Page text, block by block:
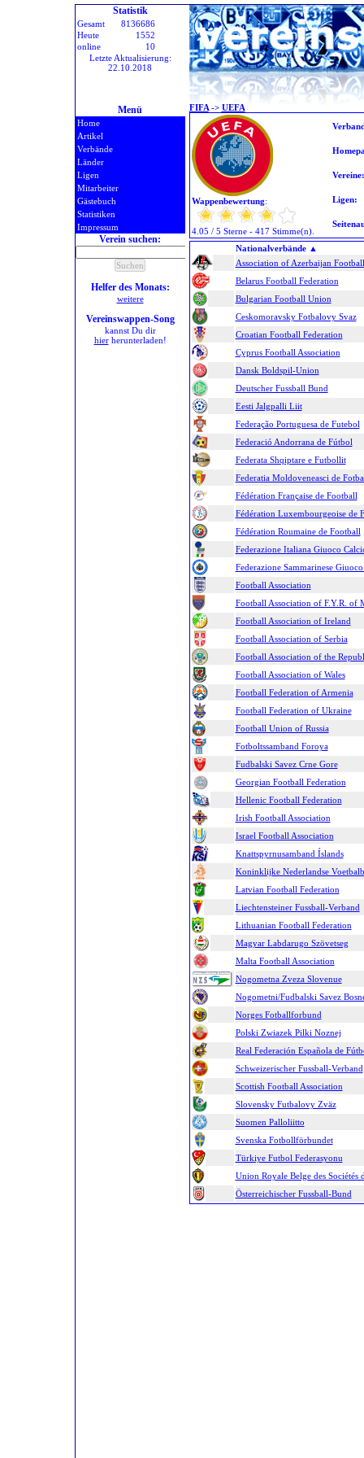
Statistik
Gesamt
8136686
Heute
1552
online
10
Letzte Aktualisierung:
22.10.2018
Menü
Home
Artikel
Verbände
Länder
Ligen
Mitarbeiter
Gästebuch
Statistiken
Impressum
Verein suchen:
Helfer des Monats:
weitere
Vereinswappen-Song
kannst Du dir
hierherunterladen!
FIFA-> UEFA
Wappenbewertung:
4.05 / 5 Sterne - 417 Stimme(n).
Vereine:
Ligen:
Nationalverbände▲
Association of Azerbaijan
Belarus Football Federation
Bulgarian Football Union
Ceskomoravsky Fotbalovy Svaz
Croatian Football Federation
Cyprus Football Association
Dansk Boldspil-Union
Deutscher Fussball Bund
Eesti Jalgpalli Liit
Federação Portuguesa de Futebol
Federació Andorrana de Fútbol
Federata Shqiptare e Futbollit
Federatia Moldoveneasci de
Fédération Française de Football
Fédération Luxembourgeoise de
Fédération Roumaine de Football
Federazione Italiana Giuoco
Federazione Sammarinese
Football Association
Football Association of F.Y.R. of
Football Association of Ireland
Football Association of Serbia
Football Association of the
Football Association of Wales
Football Federation of Armenia
Football Federation of Ukraine
Football Union of Russia
Fotboltssamband Foroya
Fudbalski Savez Crne Gore
Georgian Football Federation
Hellenic Football Federation
Irish Football Association
Israel Football Association
Knattspyrnusamband Íslands
Koninklijke Nederlandse
Latvian Football Federation
Liechtensteiner Fussball-Verband
Lithuanian Football Federation
Magyar Labdarugo Szövetseg
Malta Football Association
Nogometna Zveza Slovenue
Nogometni/Fudbalski Savez
Norges Fotballforbund
Polski Zwiazek Pilki Noznej
Real Federación Española de
Schweizerischer Fussball-Verband
Scottish Football Association
Slovensky Futbalovy Zväz
Suomen Palloliitto
Svenska Fotbollförbundet
Türkiye Futbol Federasyonu
Union Royale Belge des Sociétés
Österreichischer Fussball-Bund